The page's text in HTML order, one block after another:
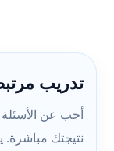
تدريب
أجب عن
نتيجتك مباشرة.